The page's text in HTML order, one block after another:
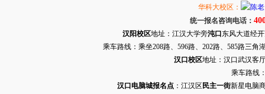
华科大校区：
统一报名咨询电话：
汉阳校区地址：江汉大学旁沌口 东风大道经
乘车路线：乘坐208路、596路、202路、585路三
汉口校区地址：汉口武汉客
乘车路线
汉口电脑城报名点：江汉区 民主一街新星电脑